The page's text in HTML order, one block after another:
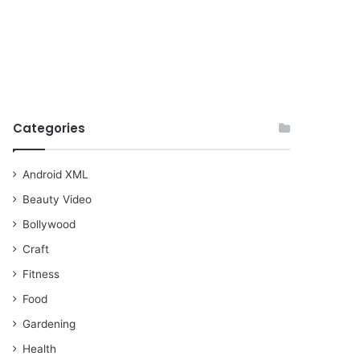
Categories
Android XML
Beauty Video
Bollywood
Craft
Fitness
Food
Gardening
Health